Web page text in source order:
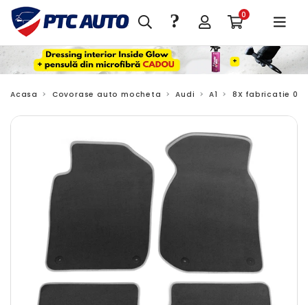
0
?
Acasa Covorase auto mocheta Audi A1 8X fabricatie